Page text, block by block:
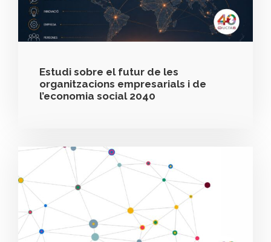
Estudi sobre el futur de les
organitzacions empresarials i de
l’economia social 2040